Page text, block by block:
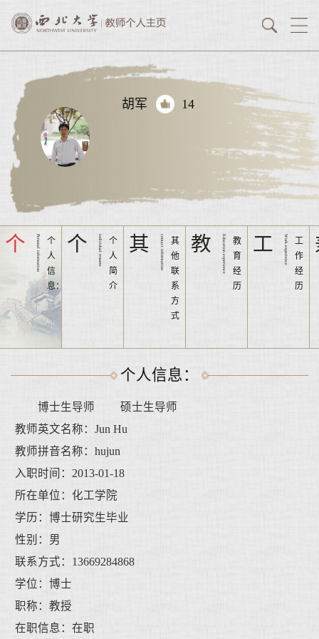
胡军 14
个 Personal information
个
人
信
息：
个 individual resume
个
人
简
介
其 contact information
其
他
联
系
方
式
教 Education experience
教
育
经
历
工 Work experience
工
作
经
历
个人信息：
博士生导师 硕士生导师
教师英文名称：Jun Hu
教师拼音名称：hujun
入职时间：2013-01-18
所在单位：化工学院
学历：博士研究生毕业
性别：男
联系方式：13669284868
学位：博士
职称：教授
在职信息：在职